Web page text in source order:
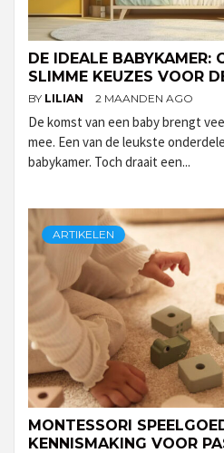
DE IDEALE BABYKAMER:
SLIMME KEUZES VOOR
BY LILIAN 2 MAANDEN AGO
De komst van een baby brengt
mee. Een van de leukste
babykamer. Toch draait een...
ARTIKELEN
MONTESSORI
KENNISMAKING VOOR